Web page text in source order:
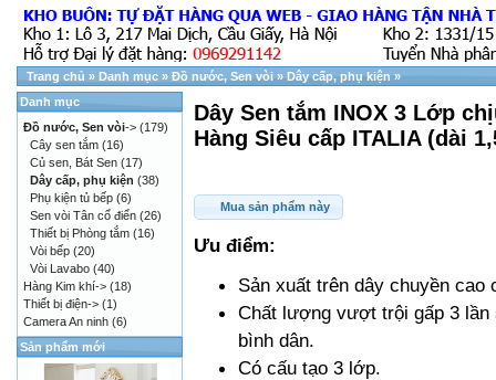
Trang chủ » Danh mục » Đồ nước, Sen vòi » Dây cấp, phụ kiện »
Dây Sen tắm INOX 3 Lớp
Hàng Siêu cấp ITALIA (dài
Mua sản phẩm này
Ưu điểm:
Sản xuất trên dây chuyền cao
Chất lượng vượt trội gấp 3 lần
bình dân.
Có cấu tạo 3 lớp.
Danh mục
Đồ nước, Sen vòi-> (179)
Cây sen tắm (16)
Củ sen, Bát Sen (17)
Dây cấp, phụ kiện (38)
Phụ kiện tủ bếp (6)
Sen vòi Tân cổ điển (26)
Thiết bị Phòng tắm (16)
Vòi bếp (20)
Vòi Lavabo (40)
Hàng Kim khí-> (18)
Thiết bị điện-> (1)
Camera An ninh (6)
Sản phẩm mới